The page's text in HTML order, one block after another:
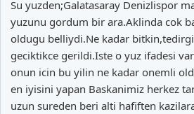
Su yuzden;Galatasaray Denizlispor
yuzunu gordum bir ara.Aklinda cok
oldugu belliydi.Ne kadar
geciktikce gerildi.Iste o yuz ifadesi
onun icin bu yilin ne kadar onemli
en iyisini yapan Baskanimiz herkez
uzun sureden beri alti hafiften